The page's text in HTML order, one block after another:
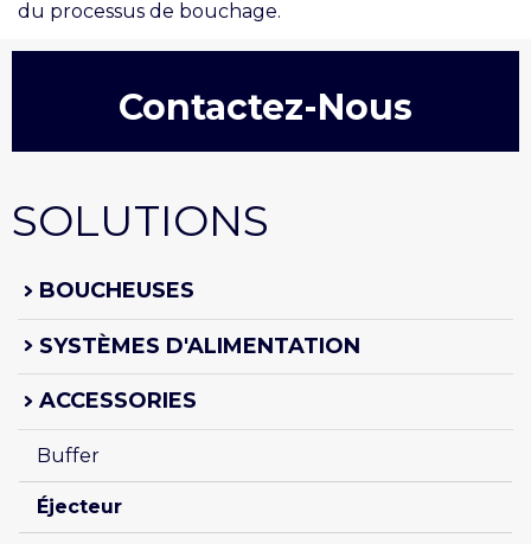
du processus de bouchage.
Contactez-Nous
SOLUTIONS
BOUCHEUSES
SYSTÈMES D'ALIMENTATION
ACCESSORIES
Buffer
Éjecteur